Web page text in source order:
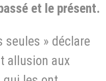
et le présent.
seules » déclare
allusion aux